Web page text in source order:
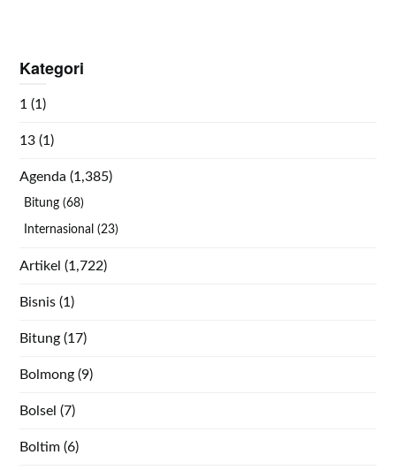
Kategori
1 (1)
13 (1)
Agenda (1,385)
Bitung (68)
Internasional (23)
Artikel (1,722)
Bisnis (1)
Bitung (17)
Bolmong (9)
Bolsel (7)
Boltim (6)